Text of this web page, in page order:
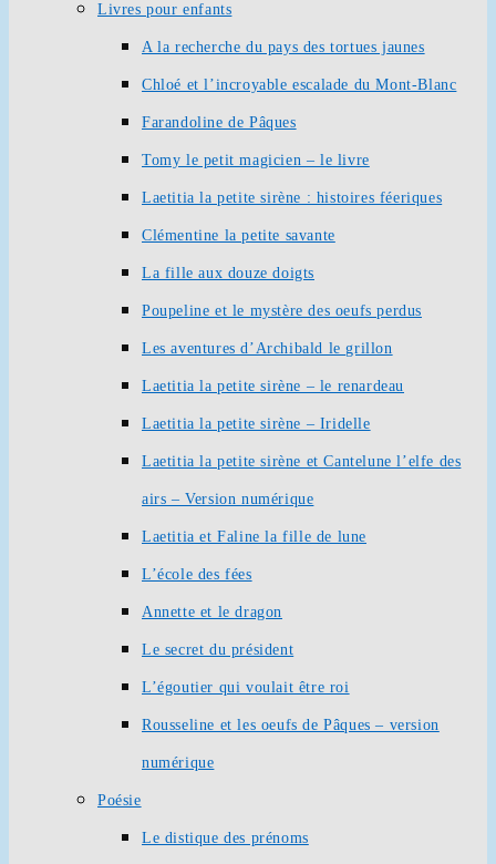
Livres pour enfants
A la recherche du pays des tortues jaunes
Chloé et l’incroyable escalade du Mont-Blanc
Farandoline de Pâques
Tomy le petit magicien – le livre
Laetitia la petite sirène : histoires féeriques
Clémentine la petite savante
La fille aux douze doigts
Poupeline et le mystère des oeufs perdus
Les aventures d’Archibald le grillon
Laetitia la petite sirène – le renardeau
Laetitia la petite sirène – Iridelle
Laetitia la petite sirène et Cantelune l’elfe des
airs – Version numérique
Laetitia et Faline la fille de lune
L’école des fées
Annette et le dragon
Le secret du président
L’égoutier qui voulait être roi
Rousseline et les oeufs de Pâques – version
numérique
Poésie
Le distique des prénoms